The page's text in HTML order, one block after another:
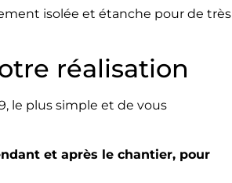
isolée et étanche pour de très
réalisation
le plus simple et de vous
et après le chantier, pour